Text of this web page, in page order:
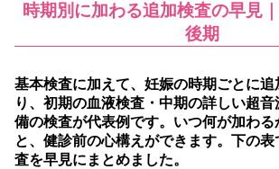
時期別に加わる追加検査の早見
後期
基本検査に加えて、妊娠の時期ごとに
り、初期の血液検査・中期の詳しい超
備の検査が代表例です。 いつ何が加わる
と、健診前の心構えができます。下の
査を早見にまとめました。